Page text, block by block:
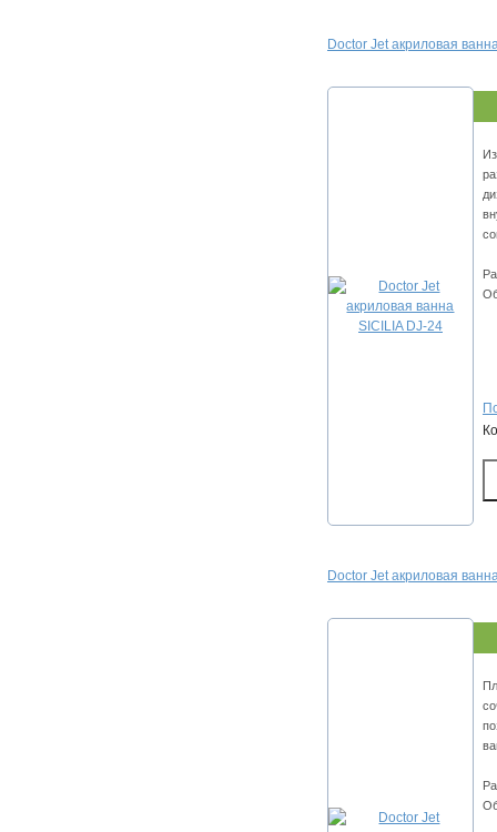
Doctor Jet акриловая
Doctor Jet акриловая